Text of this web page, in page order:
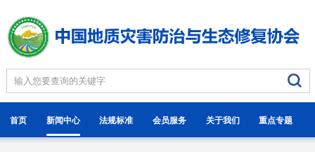
首页 新闻中心 法规标准 会员服务 关于我们 重点专题